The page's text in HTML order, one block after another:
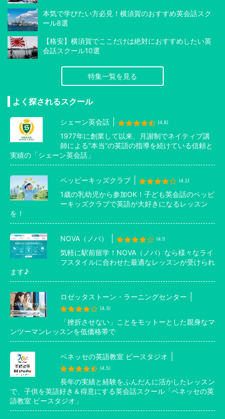
本気で学びたい方必見！横須賀のおすすめ英会話スク
ール8選
【格安】横須賀でここだけは絶対におすすめしたい英
会話スクール10選
特集一覧を見る
よく探されるスクール
シェーン英会話 (4.8)
1977年に創業して以来、月謝制でネイティブ講
師による”本当”の英語の指導を続けている信頼と
実績の「シェーン英会話」
ペッピーキッズクラブ (4.2)
1歳の乳幼児から参加OK！子ども英会話のペッピ
ーキッズクラブで英語が大好きになるレッスン
を！
NOVA（ノバ） (4.1)
気軽に駅前留学！NOVA（ノバ）なら様々なライ
フスタイルに合わせた最適なレッスンが受けられ
ます♪
ロゼッタストーン・ラーニングセンター
(4.3)
「挫折させない」ことをモットーとした親身なマ
ンツーマンレッスンを低価格帯で
ベネッセの英語教室 ビースタジオ
(4.5)
長年の実績と経験をふんだんに活かしたレッスン
で、子供を英語好き＆得意にする英会話スクール「ベネッセの英
語教室 ビースタジオ」